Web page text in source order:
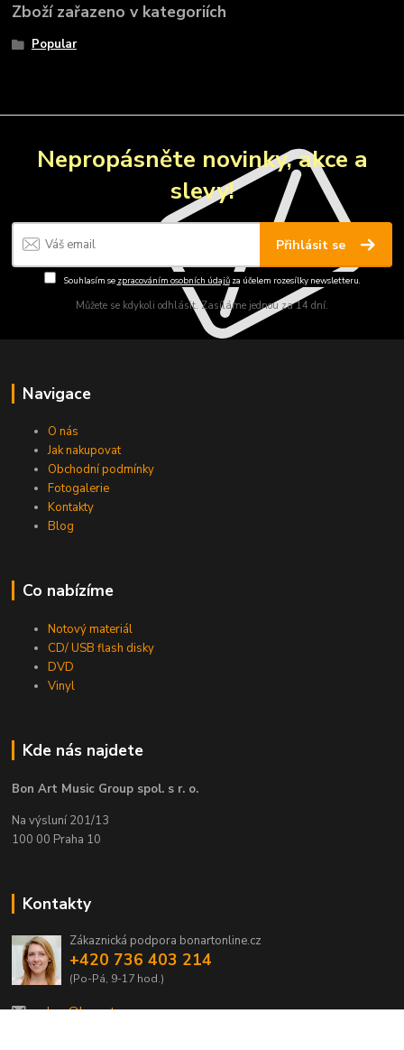
Zboží zařazeno v kategoriích
Popular
Nepropásněte novinky, akce a
slevy!
Přihlásit se
Souhlasím se zpracováním osobních údajůza účelem rozesílky newsletteru.
Můžete se kdykoli odhlásit. Zasíláme jednou za 14 dní.
Navigace
O nás
Jak nakupovat
Obchodní podmínky
Fotogalerie
Kontakty
Blog
Co nabízíme
Notový materiál
CD/ USB flash disky
DVD
Vinyl
Kde nás najdete
Bon Art Music Group spol. s r. o.
Na výsluní 201/13
100 00 Praha 10
Kontakty
Zákaznická podpora bonartonline.cz
+420 736 403 214
(Po-Pá, 9-17 hod.)
eshop@bonart.cz